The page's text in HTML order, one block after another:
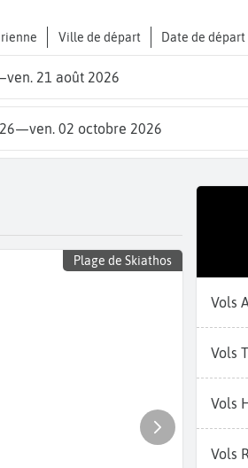
Ville de départ Date de départ
ven. 21 août 2026
—ven. 02 octobre 2026
Plage de Skiathos
Vols
Vols
Vols
Vols